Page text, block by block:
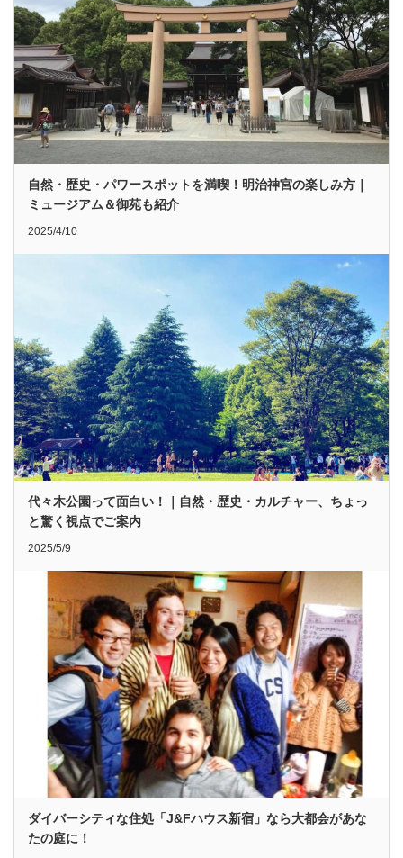
自然・歴史・パワースポットを満喫！明治神宮の楽しみ方｜
ミュージアム＆御苑も紹介
2025/4/10
代々木公園って面白い！｜自然・歴史・カルチャー、ちょっ
と驚く視点でご案内
2025/5/9
ダイバーシティな住処「J&Fハウス新宿」なら大都会があな
たの庭に！